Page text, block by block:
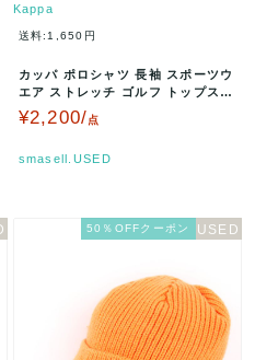
Kappa
送料:1,650円
カッパ ポロシャツ 長袖 スポーツウ
エア ストレッチ ゴルフ トップス
レディース Mサイズ レッド…
¥2,200/点
smasell.USED
50％OFFクーポン